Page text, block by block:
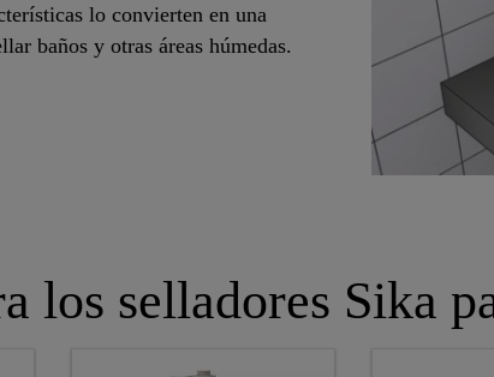
lo convierten en una
baños y otras áreas húmedas.
los selladores Sika